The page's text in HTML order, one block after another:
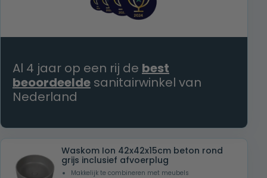
Al 4 jaar op een rij de best
beoordeelde sanitairwinkel van
Nederland
Waskom Ion 42x42x15cm beton rond
grijs inclusief afvoerplug
Makkelijk te combineren met meubels